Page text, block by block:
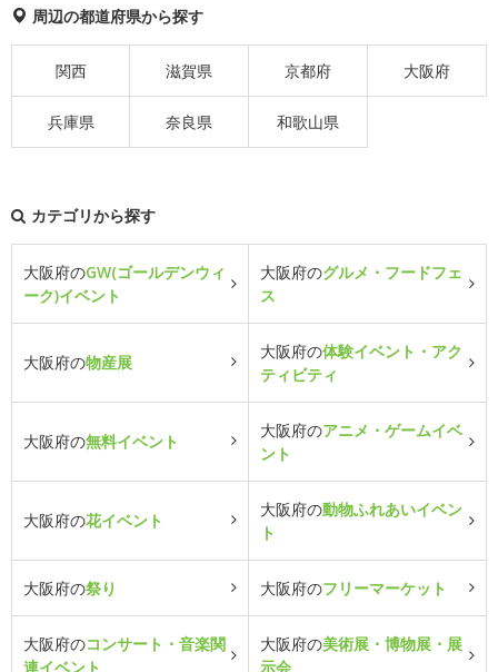
周辺の都道府県から探す
関西 滋賀県 京都府 大阪府
兵庫県 奈良県 和歌山県
カテゴリから探す
大阪府のGW(ゴールデンウィ
ーク)イベント
大阪府のグルメ・フードフェ
ス
大阪府の物産展
大阪府の体験イベント・アク
ティビティ
大阪府の無料イベント
大阪府のアニメ・ゲームイベ
ント
大阪府の花イベント
大阪府の動物ふれあいイベン
ト
大阪府の祭り 大阪府のフリーマーケット
大阪府のコンサート・音楽関
連イベント
大阪府の美術展・博物展・展
示会